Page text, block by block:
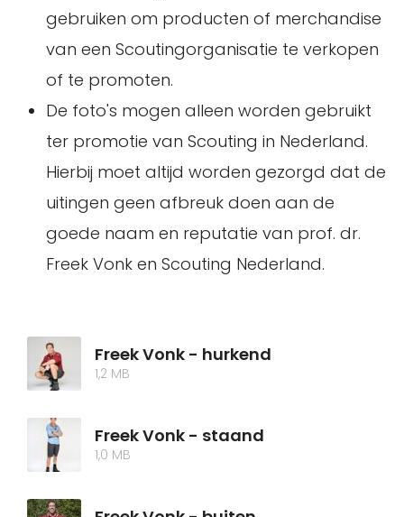
gebruiken om producten of merchandise
van een Scoutingorganisatie te verkopen
of te promoten.
De foto's mogen alleen worden gebruikt
ter promotie van Scouting in Nederland.
Hierbij moet altijd worden gezorgd dat de
uitingen geen afbreuk doen aan de
goede naam en reputatie van prof. dr.
Freek Vonk en Scouting Nederland.
Freek Vonk - hurkend
1,2 MB
Freek Vonk - staand
1,0 MB